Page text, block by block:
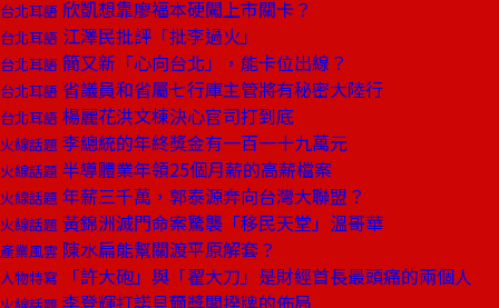
台北耳語 欣凱想靠廖福本硬闖上市關卡？
台北耳語 江澤民批評「批李過火」
台北耳語 簡又新「心向台北」，能卡位出線？
台北耳語 省議員和省屬七行庫主管將有秘密大陸行
台北耳語 楊麗花洪文棟決心官司打到底
火線話題 李總統的年終獎金有一百一十九萬元
火線話題 半導體業年領25個月薪的高薪檔案
火線話題 年薪三千萬，郭泰源奔向台灣大聯盟？
火線話題 黃錦洲滅門命案驚襲「移民天堂」溫哥華
產業風雲 陳水扁能幫關渡平原解套？
人物特寫 「許大砲」與「翟大刀」是財經首長最頭痛的兩個人
李登輝打諾貝爾獎閣揆牌的佈局